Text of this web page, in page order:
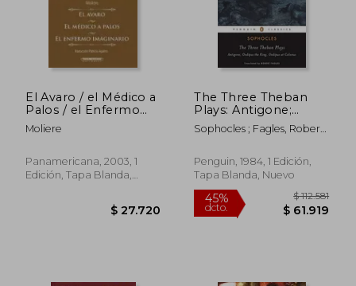
El Avaro / el Médico a
Palos / el Enfermo
Imaginario
Moliere
Panamericana, 2003, 1
Edición, Tapa Blanda,
The Three Theban
Plays: Antigone;
Oedipus the King;
Oedipus at Colonus
Sophocles ; Fagles, Robert ;
Penguin, 1984, 1 Edición,
Tapa Blanda, Nuevo